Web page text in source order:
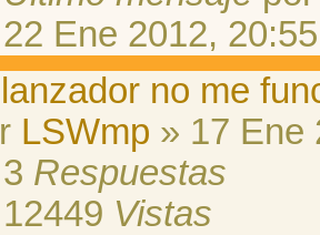
22 Ene 2012, 20:55
no me
LSWmp » 17 Ene
3 Respuestas
12449 Vistas